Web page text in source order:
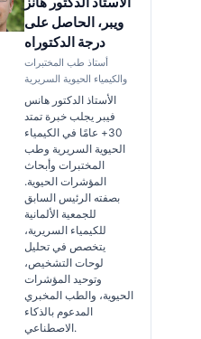
ويبر، الحاصل على
درجة الدكتوراه
أستاذ طب المختبرات
والكيمياء الحيوية السريرية
الأستاذ الدكتور هانس
فيبر يجلب خبرة تمتد
30+ عامًا في الكيمياء
الحيوية السريرية وطب
المختبرات وأبحاث
المؤشرات الحيوية.
بصفته الرئيس السابق
للجمعية الألمانية
للكيمياء السريرية،
يتخصص في تحليل
لوحات التشخيص،
وتوحيد المؤشرات
الحيوية، والطب المخبري
المدعوم بالذكاء
الاصطناعي.